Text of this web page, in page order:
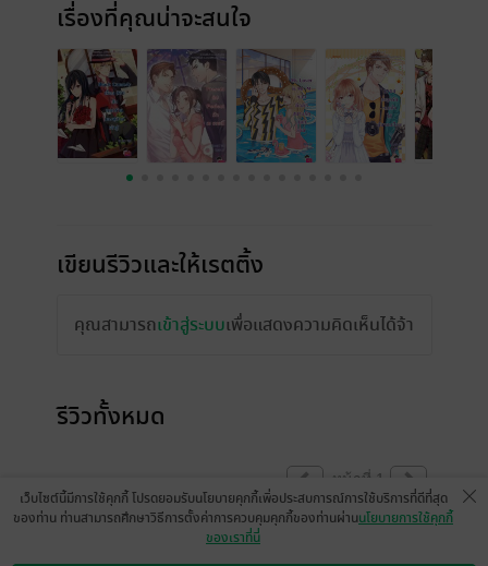
เรื่องที่คุณน่าจะสนใจ
เขียนรีวิวและให้เรตติ้ง
คุณสามารถเข้าสู่ระบบเพื่อแสดงความคิดเห็นได้จ้า
รีวิวทั้งหมด
หน้าที่ 1
เว็บไซต์นี้มีการใช้คุกกี้ โปรดยอมรับนโยบายคุกกี้เพื่อประสบการณ์การใช้บริการที่ดีที่สุด
ของท่าน ท่านสามารถศึกษาวิธีการตั้งค่าการควบคุมคุกกี้ของท่านผ่านนโยบายการใช้คุกกี้
ของเราที่นี่